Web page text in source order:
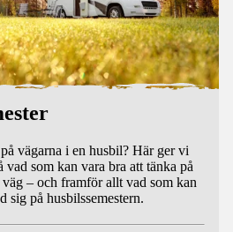
vägarna i en husbil? Här ger vi
vad som kan vara bra att tänka på
– och framför allt vad som kan
sig på husbilssemestern.